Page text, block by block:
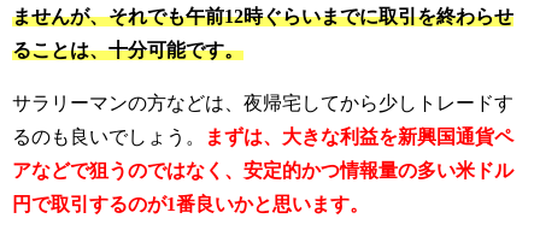
ませんが、それでも午前12時ぐらいまでに取引を終わらせ
ることは、十分可能です。
サラリーマンの方などは、夜帰宅してから少しトレードす
るのも良いでしょう。
まずは、大きな利益を新興国通貨ペ
アなどで狙うのではなく、安定的かつ情報量の多い米ドル
円で取引するのが1番良いかと思います。